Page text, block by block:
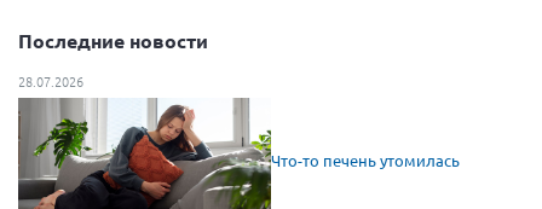
Последние новости
28.07.2026
Что-то печень утомилась